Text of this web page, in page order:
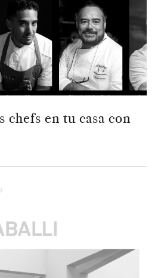
chefs en tu casa con